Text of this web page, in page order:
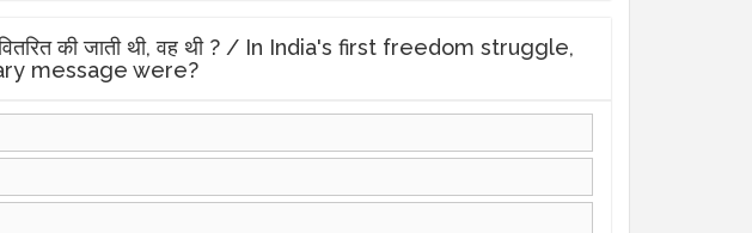
में वितरित की जाती थी, वह थी ? / In India's first freedom struggle,
message were?